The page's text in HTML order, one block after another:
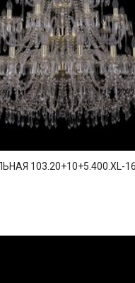
103.20+10+5.400.XL-